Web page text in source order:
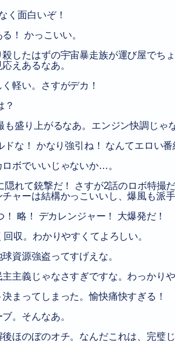
く面白いぞ！
！ かっこいい。
したはずの宇宙暴走族が運び屋でち
えあるなあ。
軽い。さすがデカ！
？
も盛り上がるなあ。エンジン快調じゃ
な！ かなり強引ね！ なんてエロい番
ボでいいじゃないか…。
隠れて銃撃だ！ さすが2話のロボ特撮
ャーは結構かっこいいし、爆風も派手
略！ デカレンジャー！ 大爆発だ！
収。わかりやすくてよろしい。
資源強盗ってすげえな。
主義じゃなさすぎですな。わっかりや
まってしまった。愉快痛快すぎる！
。そんなあ。
ほのぼのオチ。なんだこれは、完璧じ